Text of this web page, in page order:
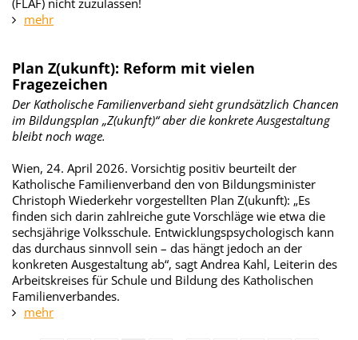
(FLAF) nicht zuzulassen!
mehr
Plan Z(ukunft): Reform mit vielen
Fragezeichen
Der Katholische Familienverband sieht grundsätzlich Chancen
im Bildungsplan „Z(ukunft)“ aber die konkrete Ausgestaltung
bleibt noch wage.
Wien, 24. April 2026. Vorsichtig positiv beurteilt der
Katholische Familienverband den von Bildungsminister
Christoph Wiederkehr vorgestellten Plan Z(ukunft): „Es
finden sich darin zahlreiche gute Vorschläge wie etwa die
sechsjährige Volksschule. Entwicklungspsychologisch kann
das durchaus sinnvoll sein – das hängt jedoch an der
konkreten Ausgestaltung ab“, sagt Andrea Kahl, Leiterin des
Arbeitskreises für Schule und Bildung des Katholischen
Familienverbandes.
mehr